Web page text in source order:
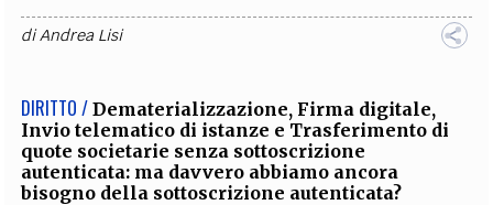
diAndrea Lisi
DIRITTO / Dematerializzazione, Firma digitale,
Invio telematico di istanze e Trasferimento di
quote societarie senza sottoscrizione
autenticata: ma davvero abbiamo ancora
bisogno della sottoscrizione autenticata?